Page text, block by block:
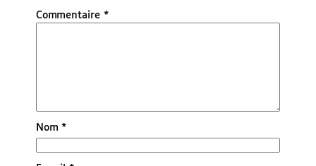
Commentaire *
Nom*